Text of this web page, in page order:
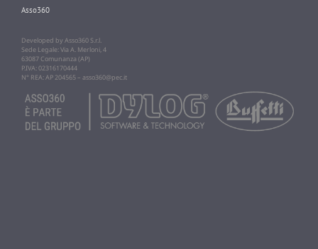
Asso360
Developed by Asso360 S.r.l.
Sede Legale: Via A. Merloni, 4
63087 Comunanza (AP)
P.IVA: 02316170444
N° REA: AP 204565 – asso360@pec.it